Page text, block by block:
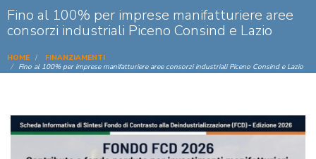
Fino al 100% per imprese manifatturiere aree
consorzi industriali Piceno Consind e Lazio
HOME
FINANZIAMENTI
Fino al 100% per imprese manifatturiere aree consorzi industriali Piceno Consind e Lazio